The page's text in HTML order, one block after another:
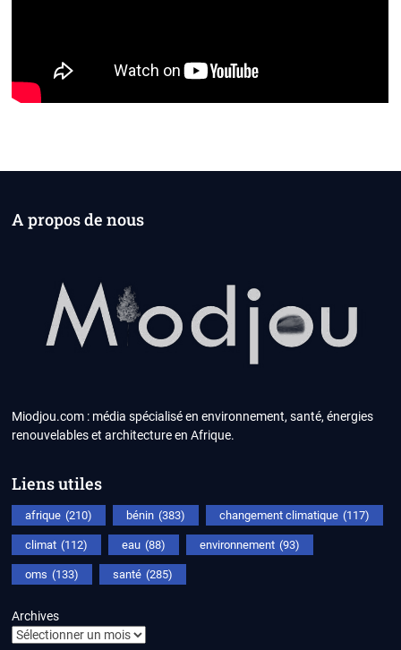
A propos de nous
Miodjou.com : média spécialisé en environnement, santé, énergies
renouvelables et architecture en Afrique.
Liens utiles
afrique (210) bénin (383) changement climatique (117)
climat (112) eau (88) environnement (93)
oms (133) santé (285)
Archives